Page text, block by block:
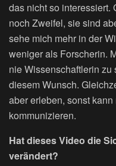
das nicht so interessiert.
noch Zweifel, sie sind
sehe mich mehr in der
weniger als Forscherin.
nie Wissenschaftlerin
diesem Wunsch.
aber erleben, sonst
kommunizieren.
Hat dieses Video die
verändert?